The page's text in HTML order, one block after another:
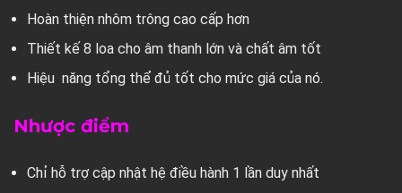
Hoàn thiện nhôm trông cao cấp hơn
Thiết kế 8 loa cho âm thanh lớn và chất âm tốt
Hiệu năng tổng thể đủ tốt cho mức giá của nó.
Nhược điểm
Chỉ hỗ trợ cập nhật hệ điều hành 1 lần duy nhất